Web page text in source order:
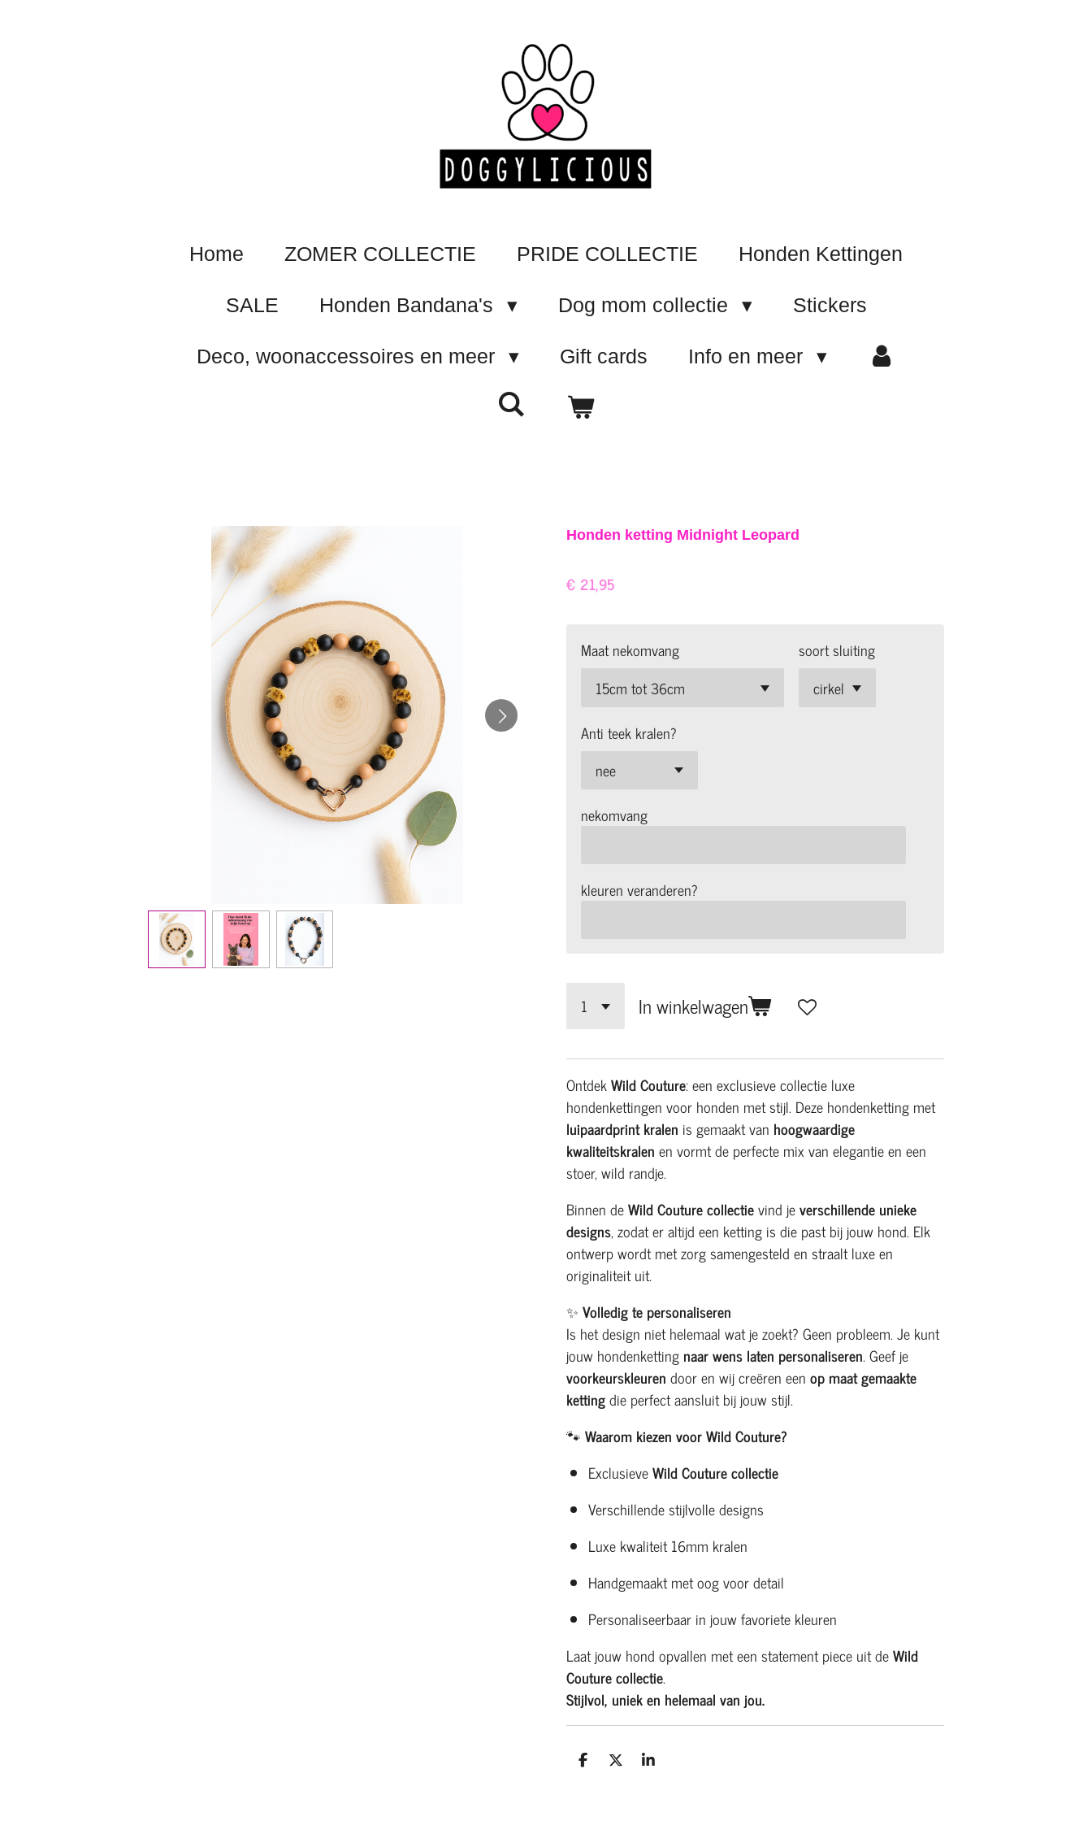
Home ZOMER COLLECTIE PRIDE COLLECTIE Honden Kettingen
SALE Honden Bandana's Dog mom collectie Stickers
Deco, woonaccessoires en meer Gift cards Info en meer
Honden ketting Midnight Leopard
€ 21,95
Maat nekomvang soort sluiting
Anti teek kralen?
nekomvang
kleuren veranderen?
In winkelwagen
OntdekWild Couture: een exclusieve collectie luxe
hondenkettingen voor honden met stijl. Deze hondenketting met
luipaardprint kralen is gemaakt van hoogwaardige
kwaliteitskralen en vormt de perfecte mix van elegantie en een
stoer, wild randje.
Binnen deWild Couture collectievind jeverschillende unieke
designs, zodat er altijd een ketting is die past bij jouw hond. Elk
ontwerp wordt met zorg samengesteld en straalt luxe en
originaliteit uit.
✨ Volledig te personaliseren
Is het design niet helemaal wat je zoekt? Geen probleem. Je kunt
jouw hondenketting naar wens laten personaliseren. Geef je
voorkeurskleuren door en wij creëren een op maat gemaakte
kettingdie perfect aansluit bij jouw stijl.
🐾 Waarom kiezen voor Wild Couture?
ExclusieveWild Couture collectie
Verschillende stijlvolle designs
Luxe kwaliteit 16mm kralen
Handgemaakt met oog voor detail
Personaliseerbaar in jouw favoriete kleuren
Laat jouw hond opvallen met een statement piece uit deWild
Couture collectie.
Stijlvol, uniek en helemaal van jou.
D D S